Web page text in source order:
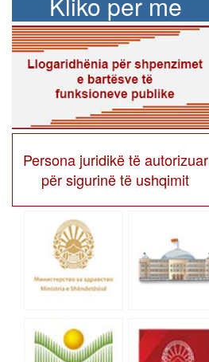
shume
Persona juridikë të autorizuar
për sigurinë të ushqimit